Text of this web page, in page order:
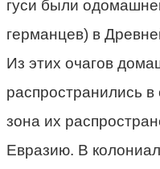
гуси были
германцев) в
Из этих очагов
распространились
зона их
Евразию. В